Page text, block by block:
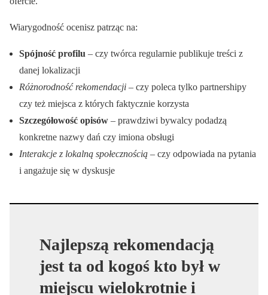
Wiarygodność ocenisz patrząc na:
Spójność profilu – czy twórca regularnie publikuje treści z
danej lokalizacji
Różnorodność rekomendacji – czy poleca tylko partnershipy
czy też miejsca z których faktycznie korzysta
Szczegółowość opisów – prawdziwi bywalcy podadzą
konkretne nazwy dań czy imiona obsługi
Interakcje z lokalną społecznością – czy odpowiada na pytania
i angażuje się w dyskusje
Najlepszą rekomendacją
jest ta od kogoś kto był w
miejscu wielokrotnie i